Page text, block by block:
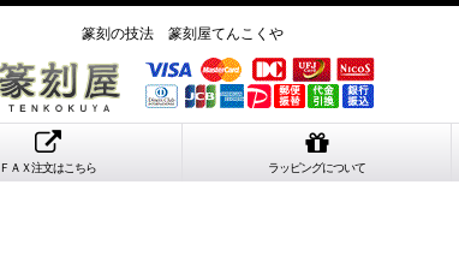
篆刻の技法 篆刻屋てんこくや
ＦＡＸ注文はこちら ラッピングについて